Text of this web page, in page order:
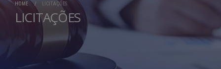
HOME LICITAÇÕES
LICITAÇÕES